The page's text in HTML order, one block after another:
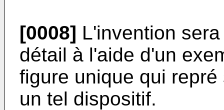
[0008] L'invention
détail à l'aide d'un
figure unique qui
un tel dispositif.